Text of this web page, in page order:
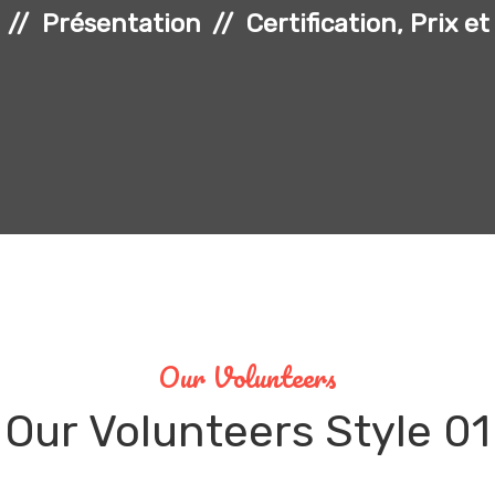
Présentation Certification, Prix
Our Volunteers
Our Volunteers Style 01